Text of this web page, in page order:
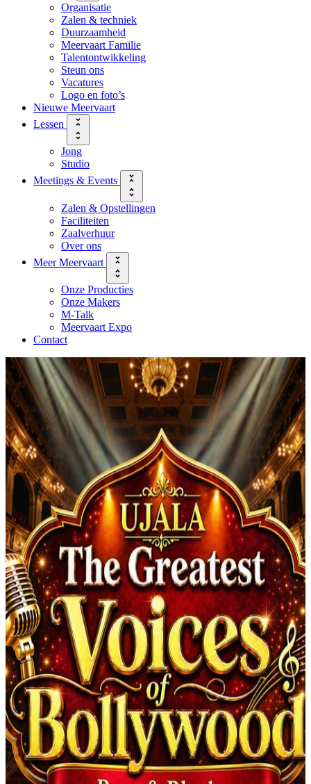
Organisatie
Zalen & techniek
Duurzaamheid
Meervaart Familie
Talentontwikkeling
Steun ons
Vacatures
Logo en foto’s
Nieuwe Meervaart
Lessen
Jong
Studio
Meetings & Events
Zalen & Opstellingen
Faciliteiten
Zaalverhuur
Over ons
Meer Meervaart
Onze Producties
Onze Makers
M-Talk
Meervaart Expo
Contact